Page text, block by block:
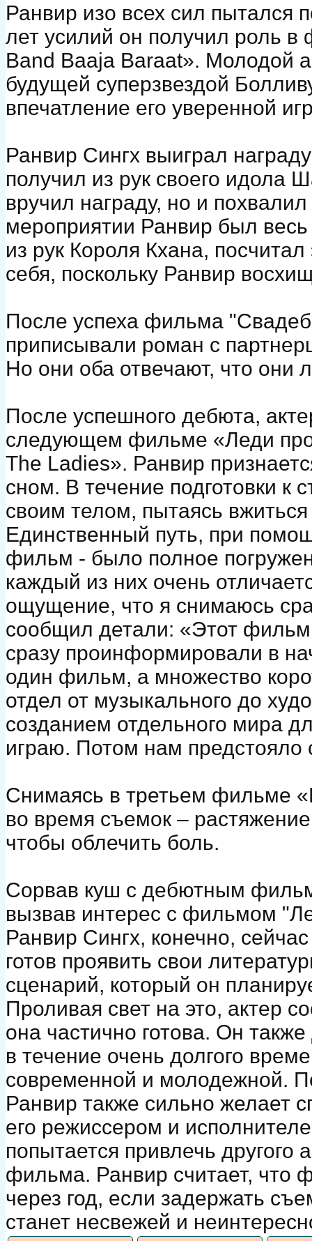
Ранвир изо всех сил пытался
лет усилий он получил роль
Band Baaja Baraat». Молодой
будущей суперзвездой
впечатление его уверенной
Ранвир Сингх выиграл
получил из рук своего идола
вручил награду, но и
мероприятии Ранвир был весь
из рук Короля Кхана,
себя, поскольку Ранвир
После успеха фильма
приписывали роман с
Но они оба отвечают, что они
После успешного дебюта,
следующем фильме «Леди
The Ladies». Ранвир
сном. В течение подготовки к
своим телом, пытаясь
Единственный путь, при
фильм - было полное
каждый из них очень
ощущение, что я снимаюсь
сообщил детали: «Этот фильм
сразу проинформировали в
один фильм, а множество
отдел от музыкального до
созданием отдельного мира
играю. Потом нам предстояло
Снимаясь в третьем фильме
во время съемок –
чтобы облечить боль.
Сорвав куш с дебютным
вызвав интерес с фильмом
Ранвир Сингх, конечно,
готов проявить свои
сценарий, который он
Проливая свет на это, актер
она частично готова. Он
в течение очень долгого
современной и молодежной.
Ранвир также сильно желает
его режиссером и
попытается привлечь другого
фильма. Ранвир считает, что
через год, если задержать
станет несвежей и